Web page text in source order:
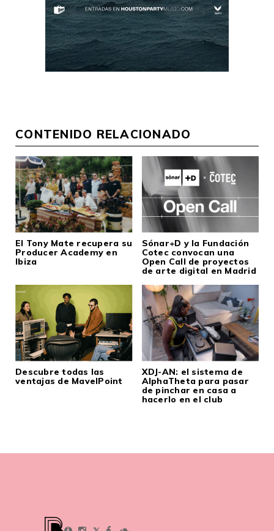
CONTENIDO RELACIONADO
El Tony Mate recupera su
Producer Academy en
Ibiza
Sónar+D y la Fundación
Cotec convocan una
Open Call de proyectos
de arte digital en Madrid
Descubre todas las
ventajas de MavelPoint
XDJ-AN: el sistema de
AlphaTheta para pasar
de pinchar en casa a
hacerlo en el club